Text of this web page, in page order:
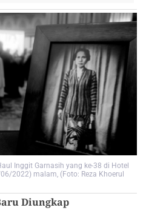
Inggit Garnasih yang ke-38 di Hotel
2022) malam, (Foto: Reza Khoerul
Diungkap